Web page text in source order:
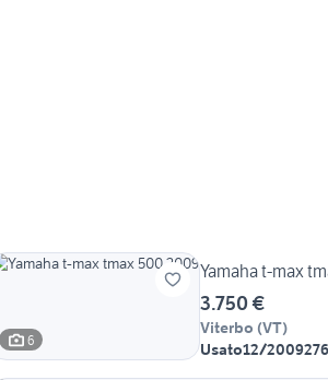
6
Yamaha t-
3.750 €
Viterbo (VT)
Usato12/2009